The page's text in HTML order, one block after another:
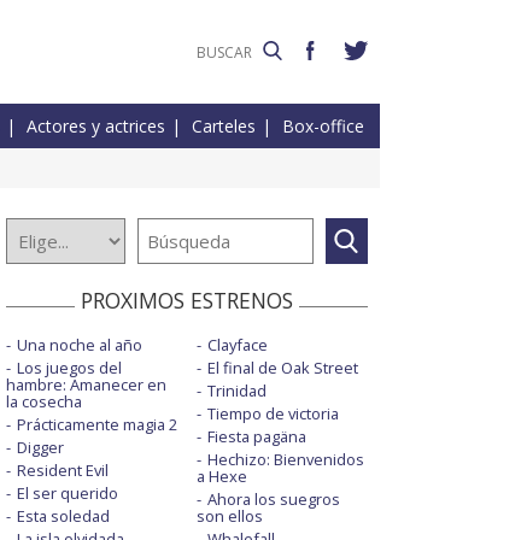
Actores y actrices Carteles Box-office
PROXIMOS ESTRENOS
Una noche al año
Los juegos del
hambre: Amanecer en
la cosecha
Prácticamente magia 2
Digger
Resident Evil
El ser querido
Esta soledad
Clayface
El final de Oak Street
Trinidad
Tiempo de victoria
Fiesta pagäna
Hechizo: Bienvenidos
a Hexe
Ahora los suegros
son ellos